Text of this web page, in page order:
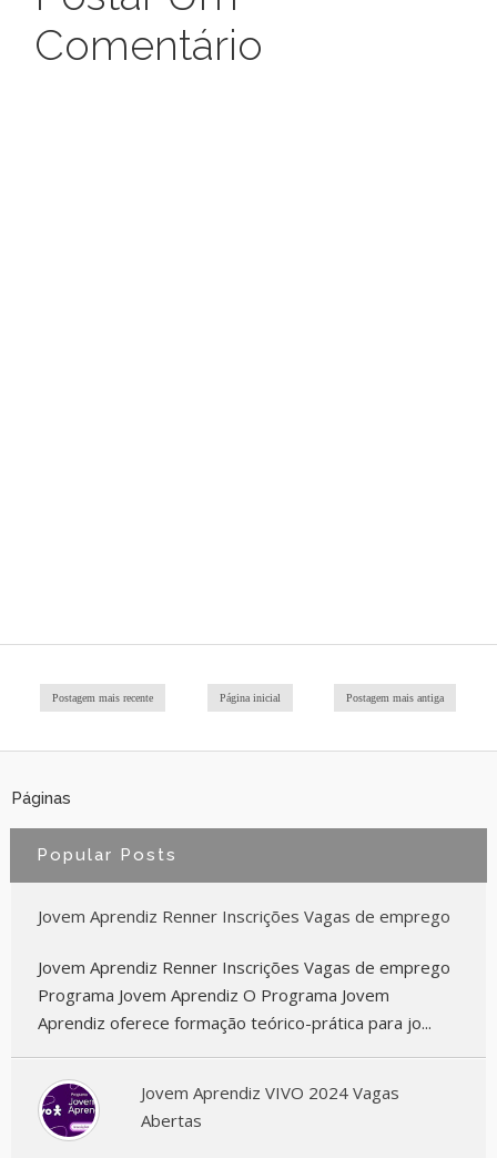
Comentário
Postagem mais recente Postagem mais antiga
Página inicial
Páginas
Popular Posts
Jovem Aprendiz Renner Inscrições Vagas de emprego
Jovem Aprendiz Renner Inscrições Vagas de emprego
Programa Jovem Aprendiz O Programa Jovem
Aprendiz oferece formação teórico-prática para jo...
Jovem Aprendiz VIVO 2024 Vagas
Abertas